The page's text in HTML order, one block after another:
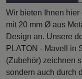
Wir bieten Ihnen
mit 20 mm Ø aus
Design an. Unsere
PLATON - Mavell in
(Zubehör) zeichnen
sondern auch durch